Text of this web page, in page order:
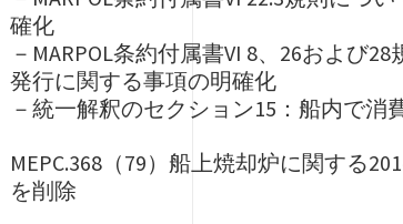
確化
－MARPOL条約付属書VI 8、26および
発行に関する事項の明確化
－統一解釈のセクション15：船内で消
MEPC.368（79）船上焼却炉に関する
を削除